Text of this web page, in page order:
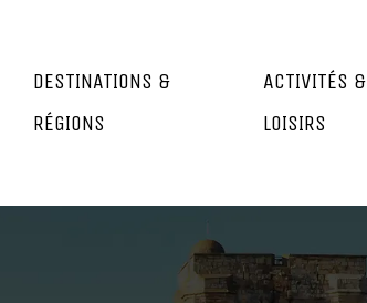
DESTINATIONS &
RÉGIONS
ACTIVITÉS &
LOISIRS